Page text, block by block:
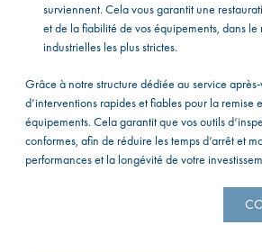
surviennent. Cela vous garantit une
et de la fiabilité de vos équipements, dans le
industrielles les plus strictes.
Grâce à notre structure dédiée au service
d’interventions rapides et fiables pour la remise
équipements. Cela garantit que vos outils
conformes, afin de réduire les temps d’arrêt et
performances et la longévité de votre